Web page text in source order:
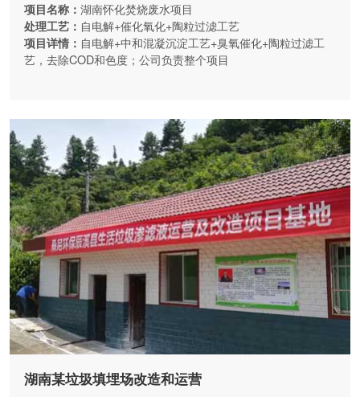
项目名称： 湖南怀化焚烧废水项目
处理工艺： 自电解+催化氧化+陶粒过滤工艺
项目详情： 自电解+中和混凝沉淀工艺+臭氧催化+陶粒过滤工
艺，去除COD和色度；公司负责整个项目
湖南某垃圾填埋场改造和运营